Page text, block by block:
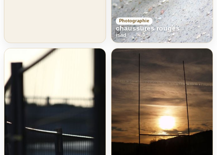
Photographie
chaussures rouges
isad